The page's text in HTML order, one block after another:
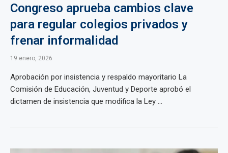
Congreso aprueba cambios clave
para regular colegios privados y
frenar informalidad
19 enero, 2026
Aprobación por insistencia y respaldo mayoritario La
Comisión de Educación, Juventud y Deporte aprobó el
dictamen de insistencia que modifica la Ley ...